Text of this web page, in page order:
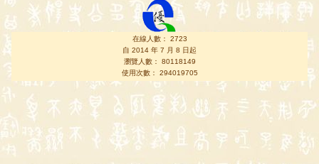
在線人數： 2723
自 2014 年 7 月 8 日起
瀏覽人數： 80118149
使用次數： 294019705